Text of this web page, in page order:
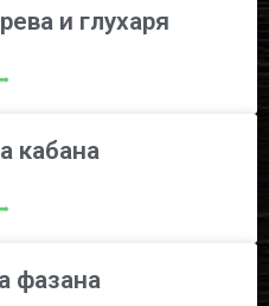
и глухаря
кабана
фазана